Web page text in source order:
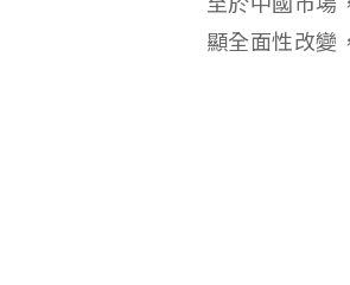
至於中國市場
顯全面性改變